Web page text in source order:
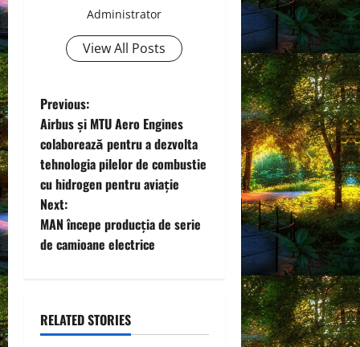
Administrator
View All Posts
P
o
s
t
n
v
Previous:
Airbus și MTU Aero Engines
colaborează pentru a dezvolta
tehnologia pilelor de combustie
cu hidrogen pentru aviație
Next:
MAN începe producția de serie
de camioane electrice
RELATED STORIES